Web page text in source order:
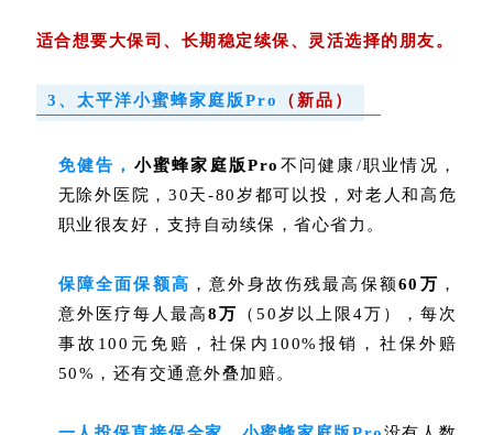
适合想要大保司、长期稳定续保、灵活选择的朋友。
3、太平洋小蜜蜂家庭版Pro （新品）
免健告 ， 小蜜蜂家庭版Pro 不问健康/职业情况，
无除外医院，30天-80岁都可以投， 对老人和高危
职业很友好，支持自动续保，省心省力。
保障全面保额高 ，意外身故伤残最高保额60万 ，
意外医疗每人最高8万
（50岁以上限4万），每次
事故100元免赔，社保内100%报销，社保外赔
50%，还有交通意外叠加赔。